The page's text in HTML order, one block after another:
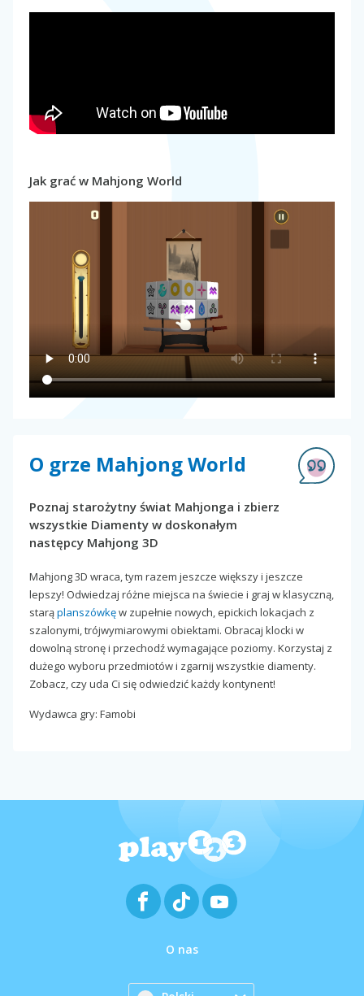
Jak grać w Mahjong World
O grze Mahjong World
Poznaj starożytny świat Mahjonga i zbierz
wszystkie Diamenty w doskonałym
następcy Mahjong 3D
Mahjong 3D wraca, tym razem jeszcze większy i jeszcze
lepszy! Odwiedzaj różne miejsca na świecie i graj w klasyczną,
starąplanszówkęw zupełnie nowych, epickich lokacjach z
szalonymi, trójwymiarowymi obiektami. Obracaj klocki w
dowolną stronę i przechodź wymagające poziomy. Korzystaj z
dużego wyboru przedmiotów i zgarnij wszystkie diamenty.
Zobacz, czy uda Ci się odwiedzić każdy kontynent!
Wydawca gry: Famobi
O nas